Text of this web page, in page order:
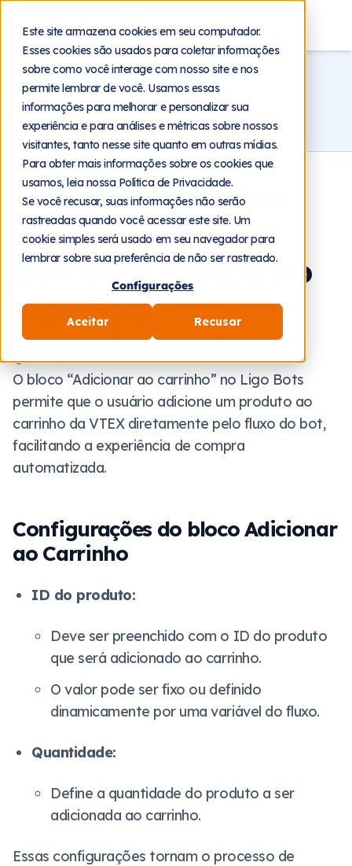
Este site armazena cookies em seu computador.
Esses cookies são usados para coletar informações
sobre como você interage com nosso site e nos
permite lembrar de você. Usamos essas
informações para melhorar e personalizar sua
experiência e para análises e métricas sobre nossos
visitantes, tanto nesse site quanto em outras mídias.
Para obter mais informações sobre os cookies que
usamos, leia nossa Política de Privacidade.
Se você recusar, suas informações não serão
rastreadas quando você acessar este site. Um
cookie simples será usado em seu navegador para
lembrar sobre sua preferência de não ser rastreado.
Configurações
Aceitar Recusar
Blog
Voltar
Como usar o bloco
“Adicionar ao
Carrinho” (VTEX) no
Ligo Bots
15 de maio de 2025
< 1min
O bloco “Adicionar ao carrinho” no Ligo Bots
permite que o usuário adicione um produto ao
carrinho da VTEX diretamente pelo fluxo do bot,
facilitando a experiência de compra
automatizada.
Configurações do bloco Adicionar
ao Carrinho
ID do produto:
Deve ser preenchido com o ID do produto
que será adicionado ao carrinho.
O valor pode ser fixo ou definido
dinamicamente por uma variável do fluxo.
Quantidade:
Define a quantidade do produto a ser
adicionada ao carrinho.
Essas configurações tornam o processo de